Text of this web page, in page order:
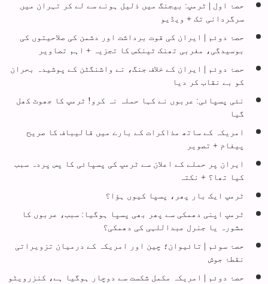
حصۂ اول | ٹرمپ: بیجنگ میں ذلیل ہونے سے لے کر تہران میں
سرگردانی تک + ویڈیو
حصۂ دوئم | ایران کی قوت برداشت اور دشمن کی صلاحیتوں کی
بوسیدگی، مغربی تھنک ٹینکس کا تجزیہ + اہم تصاویر
حصۂ دوئم | ایران کے خلاف جنگ، نے واشنگٹن کے پوشیدہ بحران
کو بے نقاب کر دیا
نئی پسپائی: عربوں نے کہا حملہ نہ کرو! ٹرمپ کا جھوٹ کھل
گیا
امریکہ کے ساتھ مذاکرات کے بارے میں قالیباف کا صریح
پیغام + تصویر
ایران پر حملے کے اعلان سے ٹرمپ کی پسپائی کا پس پردہ سبب
کیا تھا؟ + نکتہ
ٹرمپ ایک بار پھر، پسپا کیوں ہؤا؟
ٹرمپ اپنی دھمکی سے پھر بھی پسپا ہوگیا: سبب، عربوں کا
مشورہ یا جنرل عبداللہی کی دھمکی؟
حصۂ سوئم | تائیوان؛ چین اور امریکہ کے درمیان تزویراتی
نقطۂ جوش
حصۂ دوئم | امریکہ مکمل شکست سے دوچار ہوگیا ہے، کنزرویٹو